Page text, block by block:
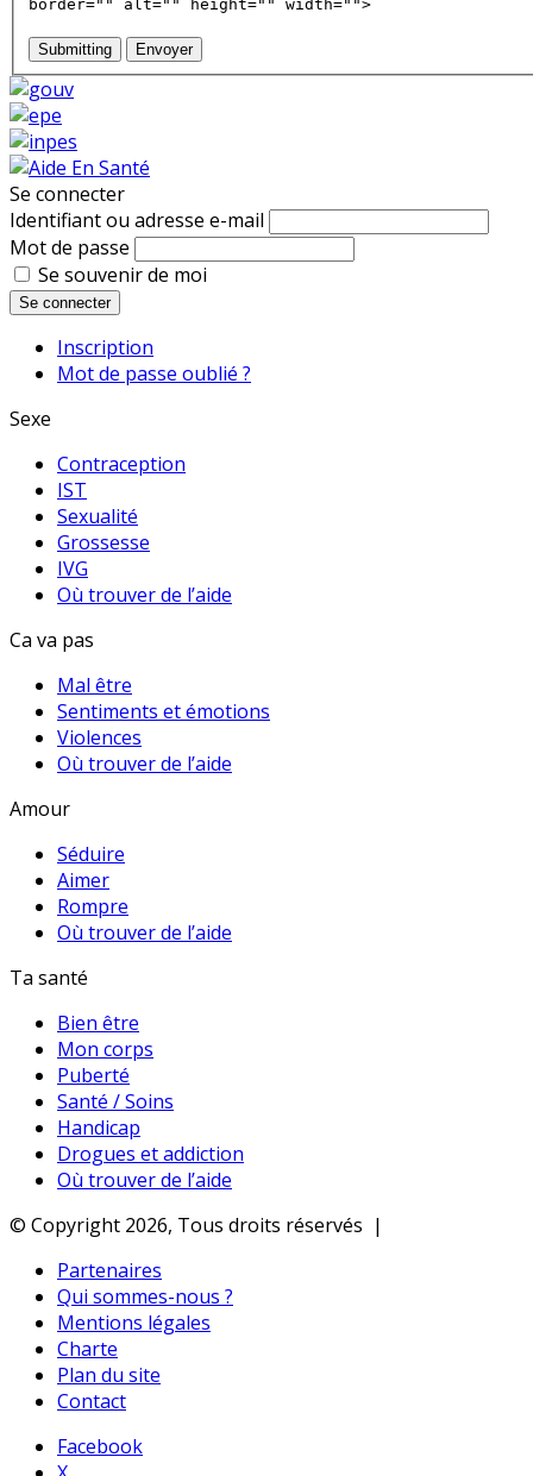
border="" alt="" height="" width="">
Submitting Envoyer
Se connecter
Identifiant ou adresse e-mail
Mot de passe
Se souvenir de moi
Se connecter
Inscription
Mot de passe oublié ?
Sexe
Contraception
IST
Sexualité
Grossesse
IVG
Où trouver de l’aide
Ca va pas
Mal être
Sentiments et émotions
Violences
Où trouver de l’aide
Amour
Séduire
Aimer
Rompre
Où trouver de l’aide
Ta santé
Bien être
Mon corps
Puberté
Santé / Soins
Handicap
Drogues et addiction
Où trouver de l’aide
© Copyright 2026, Tous droits réservés |
Partenaires
Qui sommes-nous ?
Mentions légales
Charte
Plan du site
Contact
Facebook